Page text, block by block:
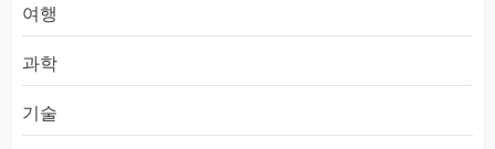
여행
과학
기술